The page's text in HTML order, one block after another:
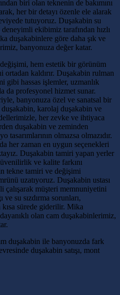
biri olan teknenin de bakımını
her bir detayı özenle ele alarak
tutuyoruz. Duşakabin su
deneyimli ekibimiz tarafından hızlı
duşakabinlere göre daha şık ve
banyonuza değer katar.
hem estetik bir görünüm
ortadan kaldırır. Duşakabin rulman
gibi hassas işlemler, uzmanlık
da profesyonel hizmet sunar.
banyonuza özel ve sanatsal bir
karolaj duşakabin ve
her zevke ve ihtiyaca
duşakabin ve zeminden
tasarımlarının olmazsa olmazıdır.
her zaman en uygun seçenekleri
Duşakabin tamiri yapan yerler
ve kalite farkını
tekne tamiri ve değişimi
uzatıyoruz. Duşakabin ustası
çalışarak müşteri memnuniyetini
su sızdırma sorunları,
sürede giderilir. Mika
olan cam duşakabinlerimiz,
duşakabin ile banyonuzda fark
duşakabin satışı, mont